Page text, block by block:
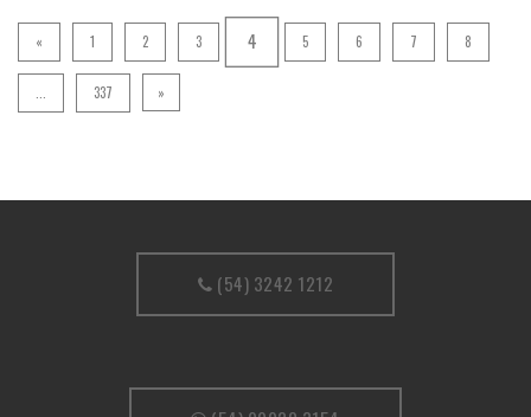
« 1 2 3 4 5 6 7 8
337 »
(54) 3242 1212